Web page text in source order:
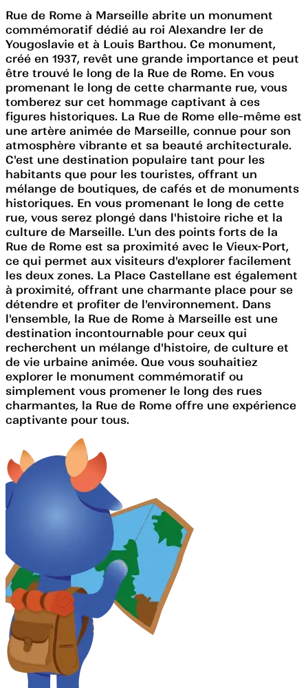
Rue de Rome à Marseille abrite un monument
commémoratif dédié au roi Alexandre Ier de
Yougoslavie et à Louis Barthou. Ce monument,
créé en 1937, revêt une grande importance et peut
être trouvé le long de la Rue de Rome. En vous
promenant le long de cette charmante rue, vous
tomberez sur cet hommage captivant à ces
figures historiques. La Rue de Rome elle-même est
une artère animée de Marseille, connue pour son
atmosphère vibrante et sa beauté architecturale.
C'est une destination populaire tant pour les
habitants que pour les touristes, offrant un
mélange de boutiques, de cafés et de monuments
historiques. En vous promenant le long de cette
rue, vous serez plongé dans l'histoire riche et la
culture de Marseille. L'un des points forts de la
Rue de Rome est sa proximité avec le Vieux-Port,
ce qui permet aux visiteurs d'explorer facilement
les deux zones. La Place Castellane est également
à proximité, offrant une charmante place pour se
détendre et profiter de l'environnement. Dans
l'ensemble, la Rue de Rome à Marseille est une
destination incontournable pour ceux qui
recherchent un mélange d'histoire, de culture et
de vie urbaine animée. Que vous souhaitiez
explorer le monument commémoratif ou
simplement vous promener le long des rues
charmantes, la Rue de Rome offre une expérience
captivante pour tous.